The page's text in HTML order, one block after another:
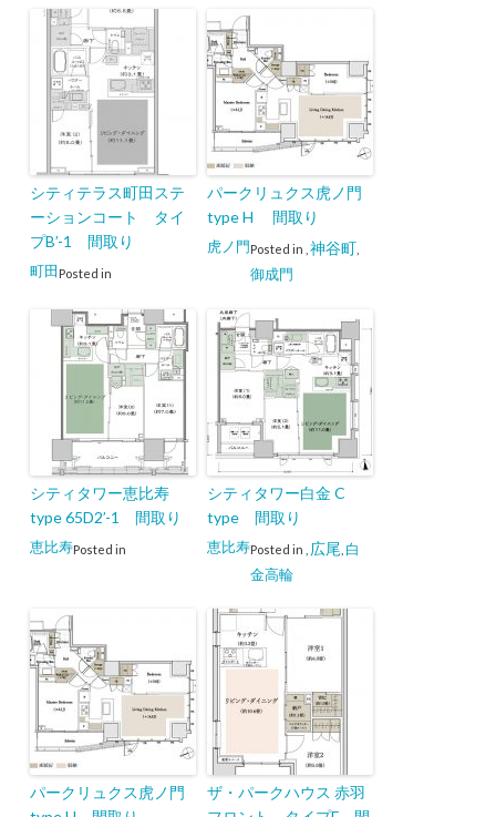
シティテラス町田ステ
ーションコート タイ
プB’-1 間取り
Posted in
町田
パークリュクス虎ノ門
type H 間取り
Posted in
虎ノ門 神谷町
御成門
シティタワー恵比寿
type 65D2’-1 間取り
Posted in
恵比寿
シティタワー白金 C
type 間取り
Posted in
恵比寿 広尾 白
金高輪
パークリュクス虎ノ門
ザ・パークハウス 赤羽